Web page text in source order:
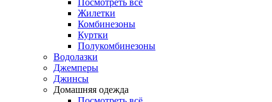
Жилетки
Комбинезоны
Куртки
Полукомбинезоны
Водолазки
Джемперы
Джинсы
Домашняя одежда